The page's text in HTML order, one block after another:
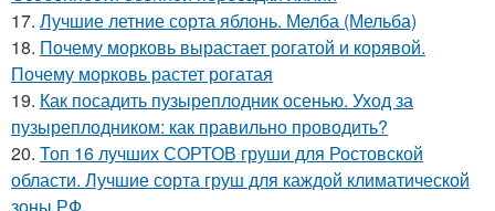
17. Лучшие летние сорта яблонь. Мелба (Мельба)
18. Почему морковь вырастает рогатой и корявой.
Почему морковь растет рогатая
19. Как посадить пузыреплодник осенью. Уход за
пузыреплодником: как правильно проводить?
20. Топ 16 лучших СОРТОВ груши для Ростовской
области. Лучшие сорта груш для каждой климатической